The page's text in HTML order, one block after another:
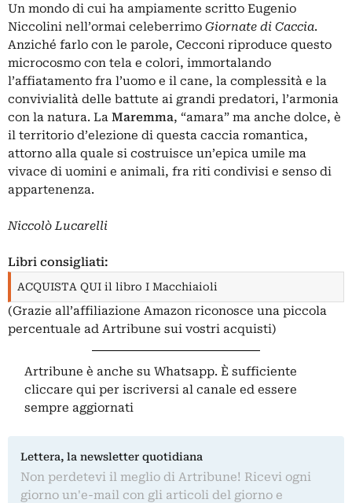
Un mondo di cui ha ampiamente scritto Eugenio
Niccolini nell’ormai celeberrimo Giornate di Caccia.
Anziché farlo con le parole, Cecconi riproduce questo
microcosmo con tela e colori, immortalando
l’affiatamento fra l’uomo e il cane, la complessità e la
convivialità delle battute ai grandi predatori, l’armonia
con la natura. La Maremma, “amara” ma anche dolce, è
il territorio d’elezione di questa caccia romantica,
attorno alla quale si costruisce un’epica umile ma
vivace di uomini e animali, fra riti condivisi e senso di
appartenenza.
Niccolò Lucarelli
Libri consigliati:
ACQUISTA QUI il libro I Macchiaioli
(Grazie all’affiliazione Amazon riconosce una piccola
percentuale ad Artribune sui vostri acquisti)
Artribune è anche su Whatsapp. È sufficiente
cliccare qui per iscriversi al canale ed essere
sempre aggiornati
Lettera, la newsletter quotidiana
Non perdetevi il meglio di Artribune! Ricevi ogni
giorno un'e-mail con gli articoli del giorno e